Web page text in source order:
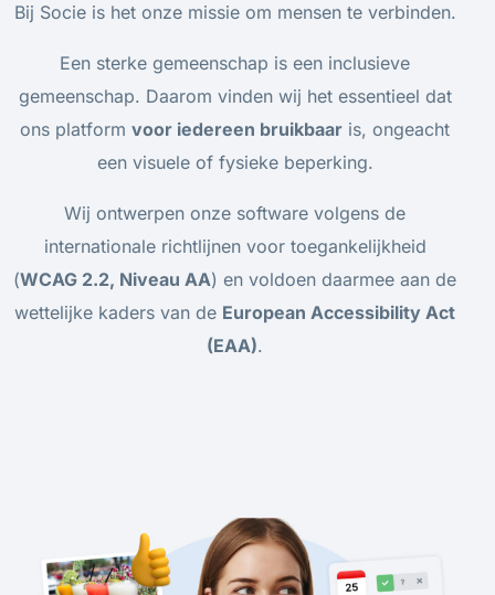
Bij Socie is het onze missie om mensen te verbinden.
Een sterke gemeenschap is een inclusieve
gemeenschap. Daarom vinden wij het essentieel dat
ons platformvoor iedereen bruikbaar is, ongeacht
een visuele of fysieke beperking.
Wij ontwerpen onze software volgens de
internationale richtlijnen voor toegankelijkheid
(WCAG 2.2, Niveau AA) en voldoen daarmee aan de
wettelijke kaders van de European Accessibility Act
(EAA).